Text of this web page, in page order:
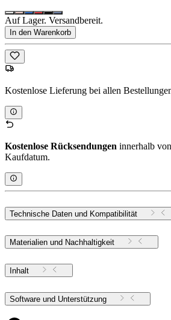
Auf Lager. Versandbereit.
In den Warenkorb
Kostenlose Lieferung bei allen
Kostenlose Rücksendungen innerhalb
Kaufdatum.
Technische Daten und Kompatibilität
Materialien und Nachhaltigkeit
Inhalt
Software und Unterstützung